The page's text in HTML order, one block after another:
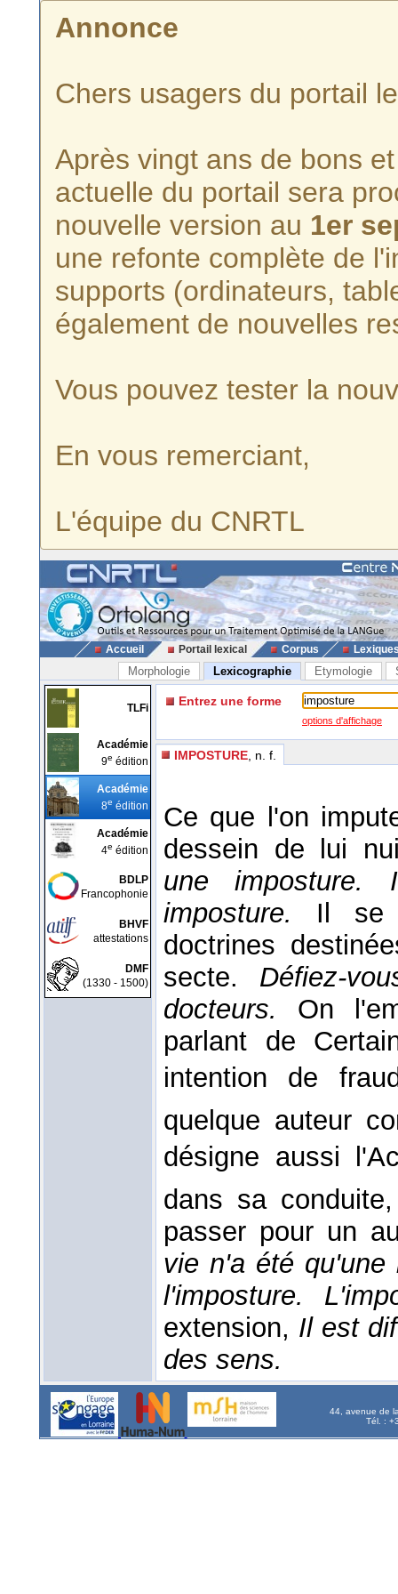
Annonce
Chers usagers du portail
Après vingt ans de bons
actuelle du portail sera
nouvelle version au 1er
une refonte complète de
supports (ordinateurs,
également de nouvelles
Vous pouvez tester la
En vous remerciant,
L'équipe du CNRTL
Accueil Portail lexical Corpus
Morphologie Lexicographie Etymologie
TLFi
Académie
9e édition
Académie
8e édition
Académie
4e édition
BDLP
Francophonie
BHVF
attestations
DMF
(1330 - 1500)
Entrez une forme
options d'affichage
IMPOSTURE , n. f.
Ce que l'on
dessein de lui
une
imposture. Il se
doctrines
secte. Défiez-
docteurs. On
parlant de
intention de
quelque auteur
désigne aussi
dans sa
passer pour un
vie n'a été qu'une
l'imposture.
extension, Il est
des sens.
44, avenue de
Tél. :